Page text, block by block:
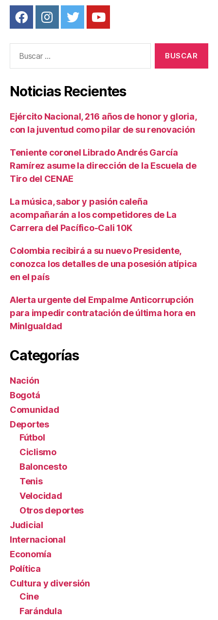
Noticias Recientes
Ejército Nacional, 216 años de honor y gloria,
con la juventud como pilar de su renovación
Teniente coronel Librado Andrés García
Ramírez asume la dirección de la Escuela de
Tiro del CENAE
La música, sabor y pasión caleña
acompañarán a los competidores de La
Carrera del Pacífico-Cali 10K
Colombia recibirá a su nuevo Presidente,
conozca los detalles de una posesión atípica
en el país
Alerta urgente del Empalme Anticorrupción
para impedir contratación de última hora en
MinIgualdad
Categorías
Nación
Bogotá
Comunidad
Deportes
Fútbol
Ciclismo
Baloncesto
Tenis
Velocidad
Otros deportes
Judicial
Internacional
Economía
Política
Cultura y diversión
Cine
Farándula